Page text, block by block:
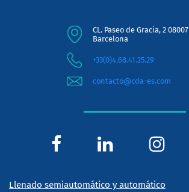
CL. Paseo de Gracia, 2 08007
Barcelona
+33(0)4.68.41.25.29
contacto@cda-es.com
Llenado semiautomático y automático